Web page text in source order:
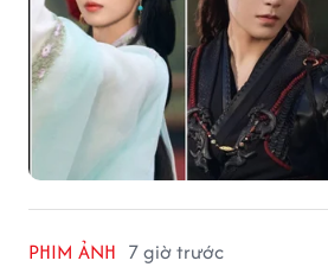
PHIM ẢNH 7 giờ trước